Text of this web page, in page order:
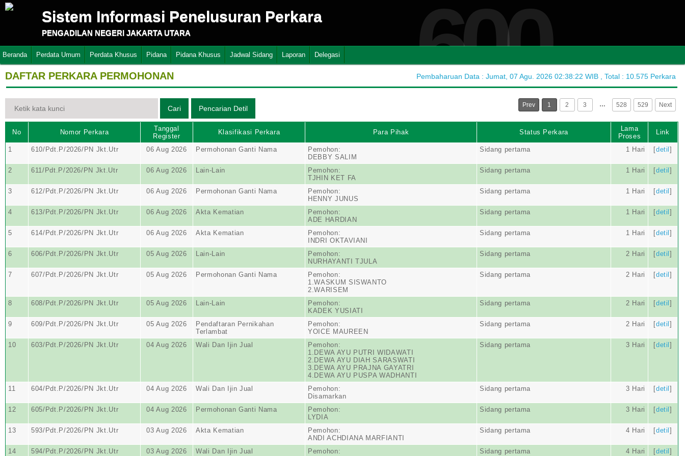
Sistem Informasi Penelusuran Perkara
PENGADILAN NEGERI JAKARTA UTARA 600
Beranda Perdata Umum Perdata Khusus Pidana Pidana Khusus Jadwal Sidang Laporan Delegasi
DAFTAR PERKARA PERMOHONAN Pembaharuan Data : Jumat, 07 Agu. 2026 02:38:22 WIB , Total : 10.575 Perkara
Prev 1 2 3 … 528 529 Next
No Nomor Perkara
Tanggal
Register
Klasifikasi Perkara Para Pihak Status Perkara
Lama
Proses
Link
1 610/Pdt.P/2026/PN Jkt.Utr 06 Aug 2026 Permohonan Ganti Nama
Pemohon:
DEBBY SALIM
Sidang pertama 1 Hari [detil]
2 611/Pdt.P/2026/PN Jkt.Utr 06 Aug 2026 Lain-Lain
Pemohon:
TJHIN KET FA
Sidang pertama 1 Hari [detil]
3 612/Pdt.P/2026/PN Jkt.Utr 06 Aug 2026 Permohonan Ganti Nama
Pemohon:
HENNY JUNUS
Sidang pertama 1 Hari [detil]
4 613/Pdt.P/2026/PN Jkt.Utr 06 Aug 2026 Akta Kematian
Pemohon:
ADE HARDIAN
Sidang pertama 1 Hari [detil]
5 614/Pdt.P/2026/PN Jkt.Utr 06 Aug 2026 Akta Kematian
Pemohon:
INDRI OKTAVIANI
Sidang pertama 1 Hari [detil]
6 606/Pdt.P/2026/PN Jkt.Utr 05 Aug 2026 Lain-Lain
Pemohon:
NURHAYANTI TJULA
Sidang pertama 2 Hari [detil]
7 607/Pdt.P/2026/PN Jkt.Utr 05 Aug 2026 Permohonan Ganti Nama
Pemohon:
1.WASKUM SISWANTO
2.WARISEM
Sidang pertama 2 Hari [detil]
8 608/Pdt.P/2026/PN Jkt.Utr 05 Aug 2026 Lain-Lain
Pemohon:
KADEK YUSIATI
Sidang pertama 2 Hari [detil]
9 609/Pdt.P/2026/PN Jkt.Utr 05 Aug 2026
Pendaftaran Pernikahan
Terlambat
Pemohon:
YOICE MAUREEN
Sidang pertama 2 Hari [detil]
10 603/Pdt.P/2026/PN Jkt.Utr 04 Aug 2026 Wali Dan Ijin Jual
Pemohon:
1.DEWA AYU PUTRI WIDAWATI
2.DEWA AYU DIAH SARASWATI
3.DEWA AYU PRAJNA GAYATRI
4.DEWA AYU PUSPA WADHANTI
Sidang pertama 3 Hari [detil]
11 604/Pdt.P/2026/PN Jkt.Utr 04 Aug 2026 Wali Dan Ijin Jual
Pemohon:
Disamarkan
Sidang pertama 3 Hari [detil]
12 605/Pdt.P/2026/PN Jkt.Utr 04 Aug 2026 Permohonan Ganti Nama
Pemohon:
LYDIA
Sidang pertama 3 Hari [detil]
13 593/Pdt.P/2026/PN Jkt.Utr 03 Aug 2026 Akta Kematian
Pemohon:
ANDI ACHDIANA MARFIANTI
Sidang pertama 4 Hari [detil]
14 594/Pdt.P/2026/PN Jkt.Utr 03 Aug 2026 Wali Dan Ijin Jual
Pemohon:
Sidang pertama 4 Hari [detil]